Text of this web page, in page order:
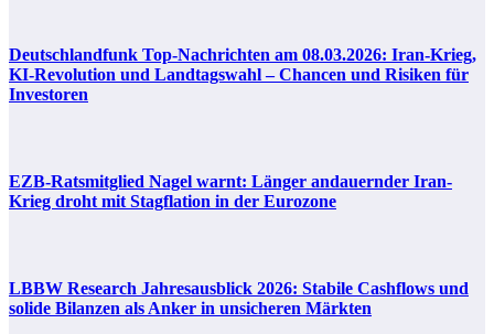
Deutschlandfunk Top-Nachrichten am 08.03.2026: Iran-Krieg,
KI-Revolution und Landtagswahl – Chancen und Risiken für
Investoren
EZB-Ratsmitglied Nagel warnt: Länger andauernder Iran-
Krieg droht mit Stagflation in der Eurozone
LBBW Research Jahresausblick 2026: Stabile Cashflows und
solide Bilanzen als Anker in unsicheren Märkten